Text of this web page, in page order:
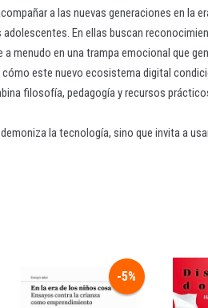
a las nuevas generaciones en la
En ellas buscan
menudo en una trampa emocional que
este nuevo ecosistema digital
filosofía, pedagogía y recursos
la tecnología, sino que invita a
-5%